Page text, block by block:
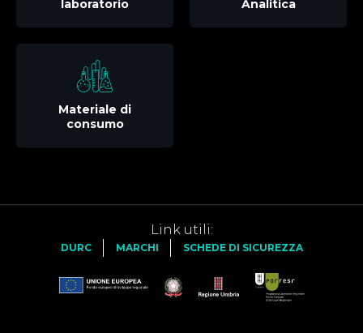
laboratorio
Analitica
Materiale di
consumo
Link utili:
DURC MARCHI SCHEDE DI SICUREZZA